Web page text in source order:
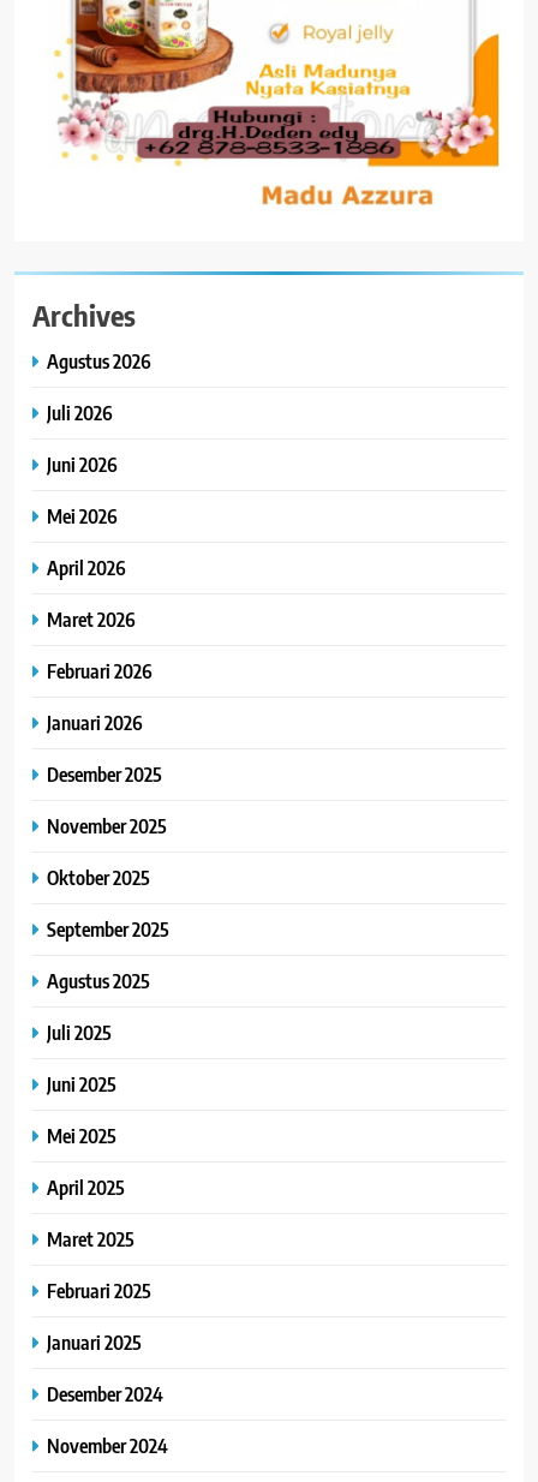
Archives
Agustus 2026
Juli 2026
Juni 2026
Mei 2026
April 2026
Maret 2026
Februari 2026
Januari 2026
Desember 2025
November 2025
Oktober 2025
September 2025
Agustus 2025
Juli 2025
Juni 2025
Mei 2025
April 2025
Maret 2025
Februari 2025
Januari 2025
Desember 2024
November 2024